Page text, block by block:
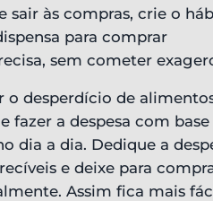
sair às compras, crie o
para comprar
sem cometer
o desperdício de
fazer a despesa com base
dia a dia. Dedique a
e deixe para
Assim fica mais